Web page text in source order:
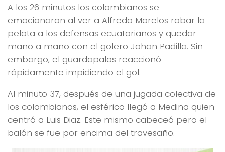
A los 26 minutos los colombianos se
emocionaron al ver a Alfredo Morelos robar la
pelota a los defensas ecuatorianos y quedar
mano a mano con el golero Johan Padilla. Sin
embargo, el guardapalos reaccionó
rápidamente impidiendo el gol.
Al minuto 37, después de una jugada colectiva de
los colombianos, el esférico llegó a Medina quien
centró a Luis Diaz. Este mismo cabeceó pero el
balón se fue por encima del travesaño.